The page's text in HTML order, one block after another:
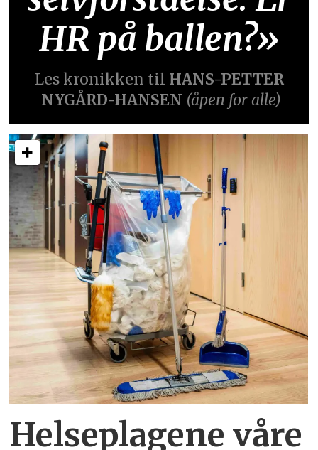
HR på ballen?»
Les kronikken til HANS-PETTER
NYGÅRD-HANSEN (åpen for alle)
Helseplagene våre